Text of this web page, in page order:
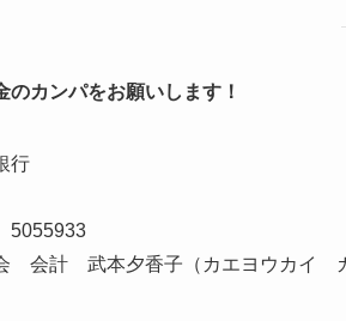
のカンパをお願いします！
行
会計 武本夕香子（カエヨウカイ